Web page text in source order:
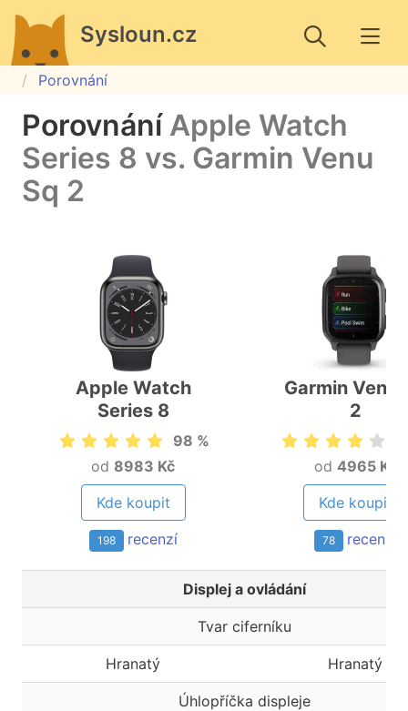
Sysloun.cz
Porovnání
Porovnání Apple Watch
Series 8 vs. Garmin Venu
Sq 2
Apple Watch
Series 8
98 %
od 8983 Kč
Kde koupit
198 recenzí
Garmin Venu
2
od 4965 Kč
Kde koupit
78 recenzí
Displej a ovládání
Tvar ciferníku
Hranatý Hranatý
Úhlopříčka displeje